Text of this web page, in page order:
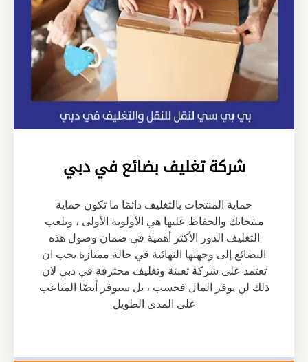
شركة تغليف بضائع في دبي
حماية المنتجات بالتغليف دائمًا ما تكون حماية
منتجاتك والحفاظ عليها هي الأولوية الأولى ، ويلعب
التغليف الدور الأكثر أهمية في ضمان وصول هذه
البضائع إلى وجهتها النهائية في حالة ممتازة يجب ان
تعتمد على شركة تعبئة وتغليف محترفة في دبي لان
ذلك لن يوفر المال فحسب ، بل سيوفر أيضًا المتاعب
على المدى الطويل